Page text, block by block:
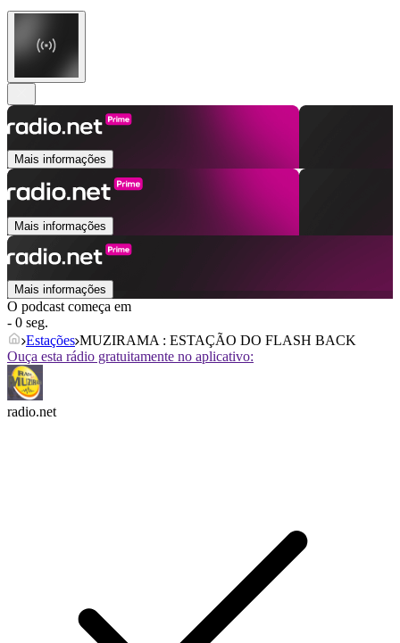
Mais informações
Mais informações
Mais informações
O podcast começa em
- 0 seg.
Estações MUZIRAMA : ESTAÇÃO DO FLASH BACK
Ouça esta rádio gratuitamente no aplicativo:
radio.net